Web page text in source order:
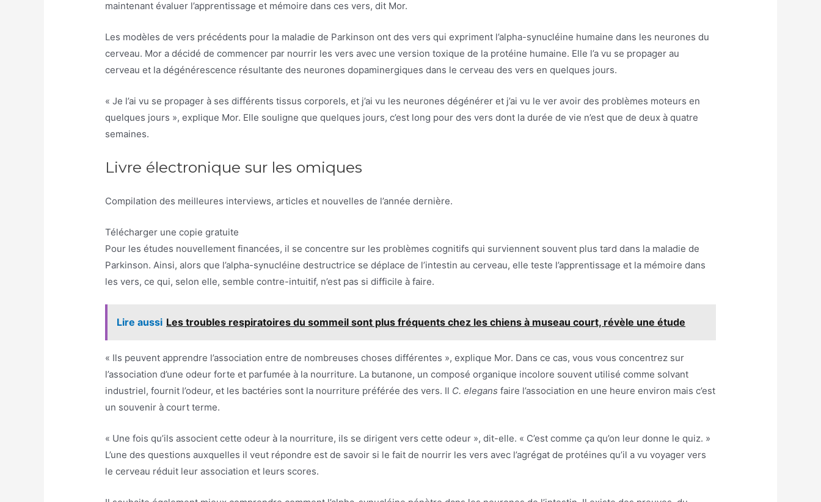
maintenant évaluer l’apprentissage et mémoire dans ces vers, dit Mor.
Les modèles de vers précédents pour la maladie de Parkinson ont des vers qui expriment l’alpha-synucléine humaine dans les neurones du
cerveau. Mor a décidé de commencer par nourrir les vers avec une version toxique de la protéine humaine. Elle l’a vu se propager au
cerveau et la dégénérescence résultante des neurones dopaminergiques dans le cerveau des vers en quelques jours.
« Je l’ai vu se propager à ses différents tissus corporels, et j’ai vu les neurones dégénérer et j’ai vu le ver avoir des problèmes moteurs en
quelques jours », explique Mor. Elle souligne que quelques jours, c’est long pour des vers dont la durée de vie n’est que de deux à quatre
semaines.
Livre électronique sur les omiques
Compilation des meilleures interviews, articles et nouvelles de l’année dernière.
Télécharger une copie gratuite
Pour les études nouvellement financées, il se concentre sur les problèmes cognitifs qui surviennent souvent plus tard dans la maladie de
Parkinson. Ainsi, alors que l’alpha-synucléine destructrice se déplace de l’intestin au cerveau, elle teste l’apprentissage et la mémoire dans
les vers, ce qui, selon elle, semble contre-intuitif, n’est pas si difficile à faire.
Lire aussi Les troubles respiratoires du sommeil sont plus fréquents chez les chiens à museau court, révèle une étude
« Ils peuvent apprendre l’association entre de nombreuses choses différentes », explique Mor. Dans ce cas, vous vous concentrez sur
l’association d’une odeur forte et parfumée à la nourriture. La butanone, un composé organique incolore souvent utilisé comme solvant
industriel, fournit l’odeur, et les bactéries sont la nourriture préférée des vers. Il C. elegans faire l’association en une heure environ mais c’est
un souvenir à court terme.
« Une fois qu’ils associent cette odeur à la nourriture, ils se dirigent vers cette odeur », dit-elle. « C’est comme ça qu’on leur donne le quiz. »
L’une des questions auxquelles il veut répondre est de savoir si le fait de nourrir les vers avec l’agrégat de protéines qu’il a vu voyager vers
le cerveau réduit leur association et leurs scores.